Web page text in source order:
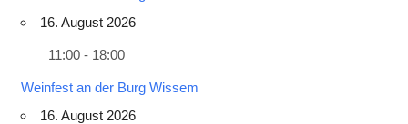
16. August 2026
11:00 - 18:00
Weinfest an der Burg Wissem
16. August 2026